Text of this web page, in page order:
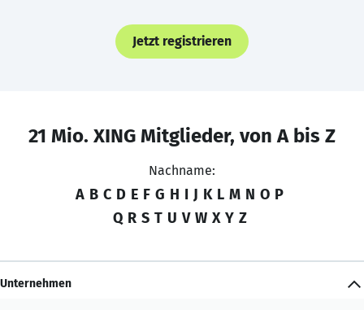
Jetzt registrieren
21 Mio. XING Mitglieder, von A bis Z
Nachname:
A B C D E F G H I J K L M N O P
Q R S T U V W X Y Z
Unternehmen